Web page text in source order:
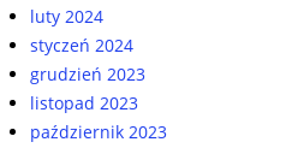
luty 2024
styczeń 2024
grudzień 2023
listopad 2023
październik 2023